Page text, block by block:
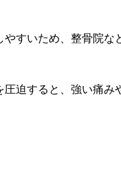
すいため、整骨院な
迫すると、強い痛